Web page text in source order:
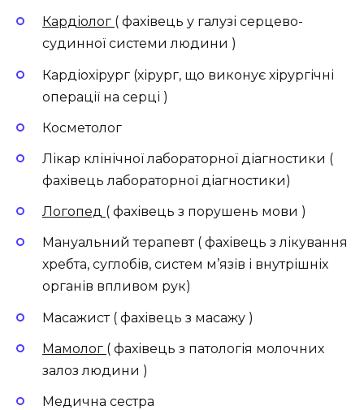
Кардіолог ( фахівець у галузі серцево-
судинної системи людини )
Кардіохірург (хірург, що виконує хірургічні
операції на серці )
Косметолог
Лікар клінічної лабораторної діагностики (
фахівець лабораторної діагностики)
Логопед ( фахівець з порушень мови )
Мануальний терапевт ( фахівець з лікування
хребта, суглобів, систем м’язів і внутрішніх
органів впливом рук)
Масажист ( фахівець з масажу )
Мамолог ( фахівець з патологія молочних
залоз людини )
Медична сестра